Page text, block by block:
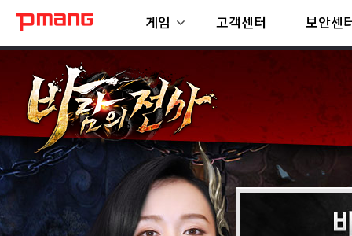
게임 고객센터 보안센